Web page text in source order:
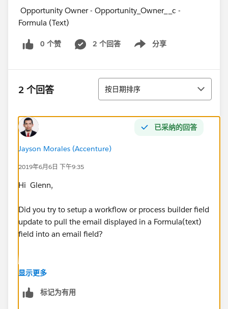
Opportunity Owner - Opportunity_Owner__c -
Formula (Text)
0 个赞 2 个回答 分享
Show menu
2 个回答 排序
按日期排序
已采纳的回答
Jayson Morales (Accenture)
2019年6月6日 下午9:35
Hi Glenn,
Did you try to setup a workflow or process builder field
update to pull the email displayed in a Formula(text)
field into an email field?
显示更多
标记为有用